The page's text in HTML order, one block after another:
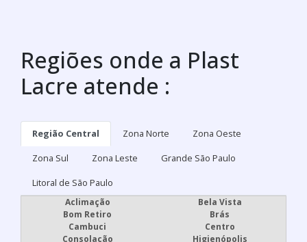
Regiões onde a Plast
Lacre atende :
Região Central Zona Norte
Zona Oeste
Zona Sul
Zona Leste
Grande São Paulo
Litoral de São Paulo
Aclimação
Bela Vista
Bom Retiro
Brás
Cambuci
Centro
Consolação
Higienópolis